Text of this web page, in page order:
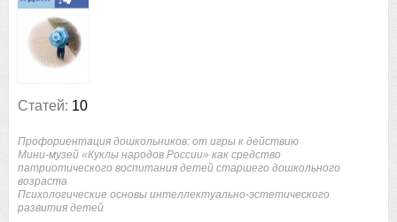
Статей: 10
Профориентация дошкольников: от игры к действию
Мини-музей «Куклы народов России» как средство
патриотического воспитания детей старшего дошкольного
возраста
Психологические основы интеллектуально-эстетического
развития детей